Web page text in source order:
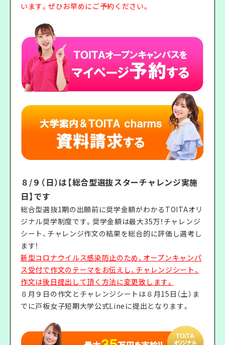
います。ぜひお早めにご予約ください。
８/９（日）は【総合型選抜スターチャレンジ実施
日】です
総合型選抜1期の出願前に奨学金額がわかるTOITAオリ
ジナル奨学制度です。奨学金額は最大35万！チャレンジ
シート、チャレンジ作文の結果を総合的に評価し選考し
ます！
新型コロナウイルス感染防止のため、オープンキャンパ
ス受付で作文のテーマをお伝えし、チャレンジシート、
作文は後日提出して頂く方法に変更致します。
８月９日の作文とチャレンジシートは８月15日（土）ま
でに戸板女子短期大学公式Lineに提出となります。